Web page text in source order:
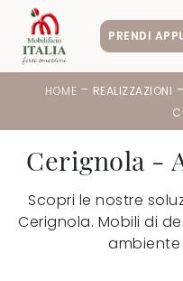
PRENDI
HOME - REALIZZAZIONI -
Cerignola -
Scopri le nostre
Cerignola. Mobili di